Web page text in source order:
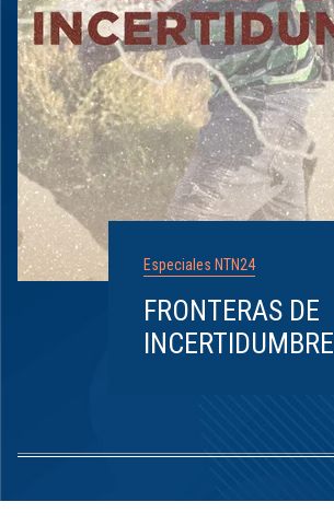
Especiales NTN24
FRONTERAS DE
INCERTIDUMBRE